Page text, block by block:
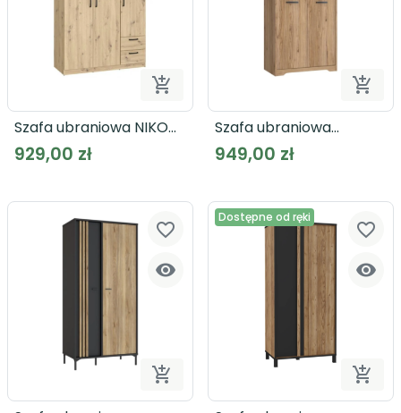

Dodaj do koszyka
Szafa ubraniowa NIKO
NIKS84
929,00 zł

Szafa ubraniowa
JOADAKIS JDKS821
949,00 zł


Dodaj do koszyka
favorite_border
Dostępne od ręki


favorite_border